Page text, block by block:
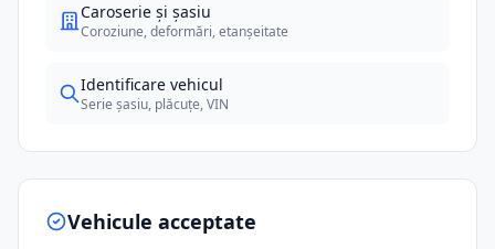
Caroserie și șasiu
Coroziune, deformări, etanșeitate
Identificare vehicul
Serie șasiu, plăcuțe, VIN
Vehicule acceptate